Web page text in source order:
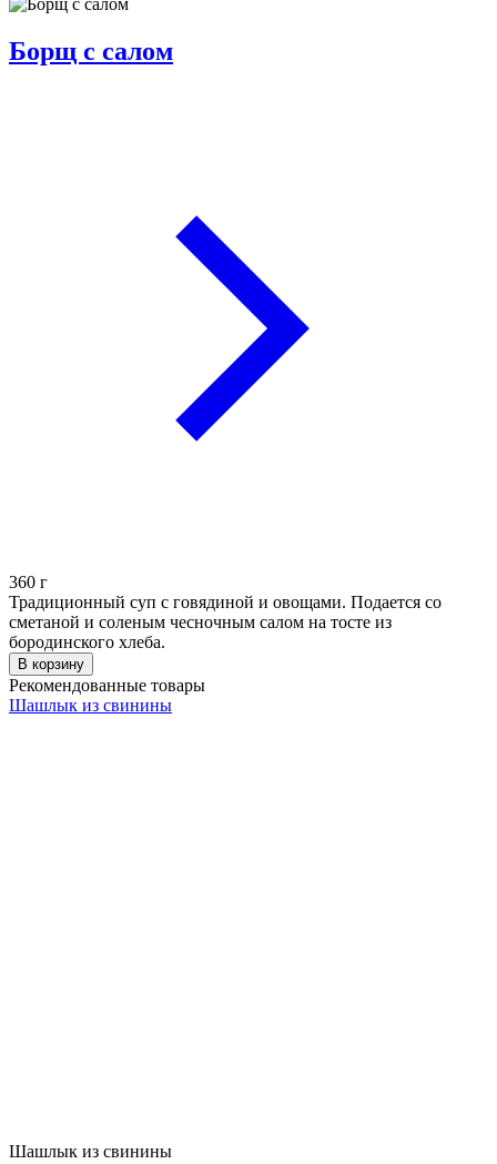
Борщ с салом
360 г
Традиционный суп с говядиной и овощами. Подается со
сметаной и соленым чесночным салом на тосте из
бородинского хлеба.
В корзину
Рекомендованные товары
Шашлык из свинины
Шашлык из свинины